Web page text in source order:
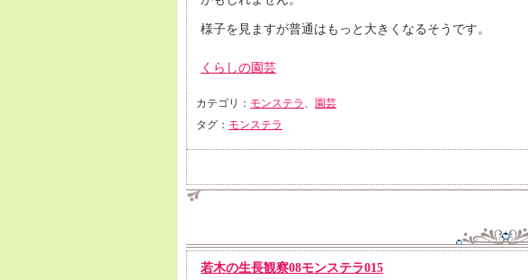
様子を見ますが普通はもっと大きくなるそうです。
くらしの園芸
カテゴリ： モンステラ 、
園芸
タグ： モンステラ
若木の生長観察08モンステラ015